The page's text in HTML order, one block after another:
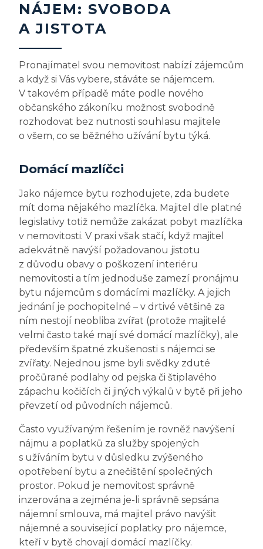
NÁJEM: SVOBODA
A JISTOTA
Pronajímatel svou nemovitost nabízí zájemcům
a když si Vás vybere, stáváte se nájemcem.
V takovém případě máte podle nového
občanského zákoníku možnost svobodně
rozhodovat bez nutnosti souhlasu majitele
o všem, co se běžného užívání bytu týká.
Domácí mazlíčci
Jako nájemce bytu rozhodujete, zda budete
mít doma nějakého mazlíčka. Majitel dle platné
legislativy totiž nemůže zakázat pobyt mazlíčka
v nemovitosti. V praxi však stačí, když majitel
adekvátně navýší požadovanou jistotu
z důvodu obavy o poškození interiéru
nemovitosti a tím jednoduše zamezí pronájmu
bytu nájemcům s domácími mazlíčky. A jejich
jednání je pochopitelné – v drtivé většině za
ním nestojí neobliba zvířat (protože majitelé
velmi často také mají své domácí mazlíčky), ale
především špatné zkušenosti s nájemci se
zvířaty. Nejednou jsme byli svědky zduté
pročůrané podlahy od pejska či štiplavého
zápachu kočičích či jiných výkalů v bytě při jeho
převzetí od původních nájemců.
Často využívaným řešením je rovněž navýšení
nájmu a poplatků za služby spojených
s užíváním bytu v důsledku zvýšeného
opotřebení bytu a znečištění společných
prostor. Pokud je nemovitost správně
inzerována a zejména je-li správně sepsána
nájemní smlouva, má majitel právo navýšit
nájemné a související poplatky pro nájemce,
kteří v bytě chovají domácí mazlíčky.